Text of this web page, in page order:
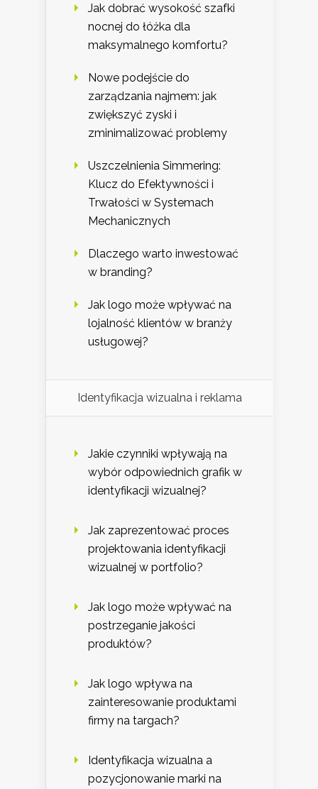
Jak dobrać wysokość szafki
nocnej do łóżka dla
maksymalnego komfortu?
Nowe podejście do
zarządzania najmem: jak
zwiększyć zyski i
zminimalizować problemy
Uszczelnienia Simmering:
Klucz do Efektywności i
Trwałości w Systemach
Mechanicznych
Dlaczego warto inwestować
w branding?
Jak logo może wpływać na
lojalność klientów w branży
usługowej?
Identyfikacja wizualna i reklama
Jakie czynniki wpływają na
wybór odpowiednich grafik w
identyfikacji wizualnej?
Jak zaprezentować proces
projektowania identyfikacji
wizualnej w portfolio?
Jak logo może wpływać na
postrzeganie jakości
produktów?
Jak logo wpływa na
zainteresowanie produktami
firmy na targach?
Identyfikacja wizualna a
pozycjonowanie marki na